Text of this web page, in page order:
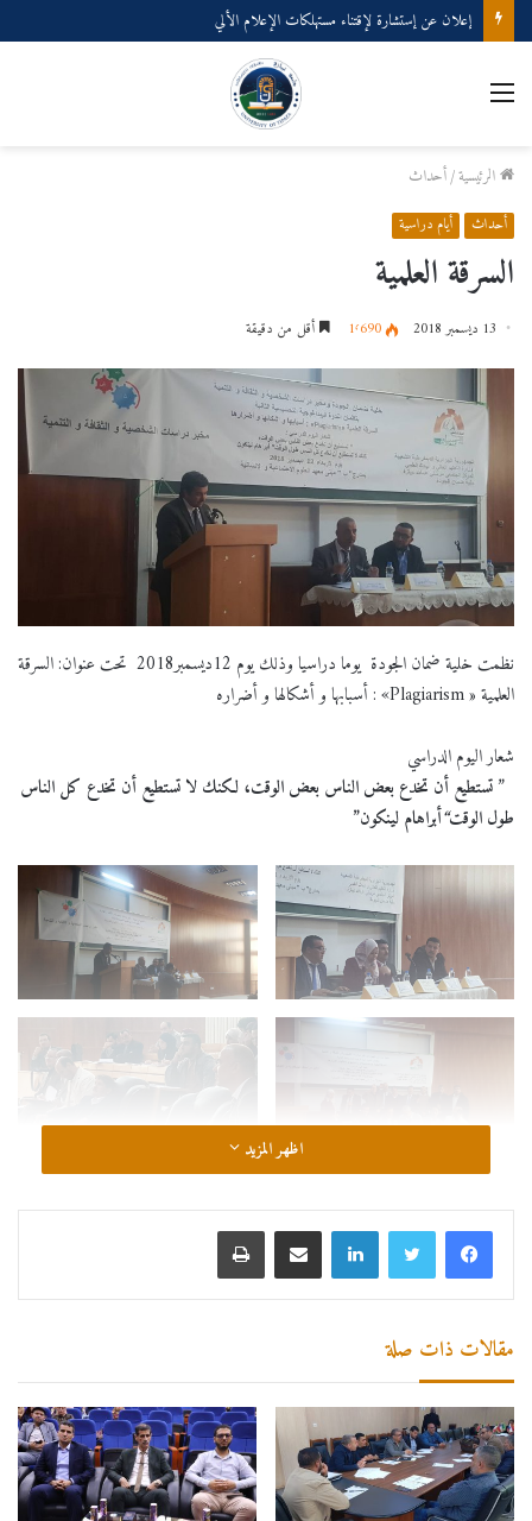
إعلان عن إستشارة لإقتناء مستهلكات الإعلام الألي
القائمة
الرئيسية/أحداث
أحداث أيام دراسية
السرقة العلمية
13 ديسمبر 2018 1٬690 أقل من دقيقة
نظمت خلية ضمان الجودة يوما دراسيا وذلك يوم 12ديسمبر2018 تحت عنوان: السرقة
العلمية « Plagiarism» : أسبابها و أشكالها و أضراره
شعار اليوم الدراسي
”تستطيع أن تخدع بعض الناس بعض الوقت، لكنك لا تستطيع أن تخدع كل الناس
طول الوقت“أبراهام لينكون”
اظهر المزيد
لينكدإن مشاركة عبر البريد طباعة
مقالات ذات صلة